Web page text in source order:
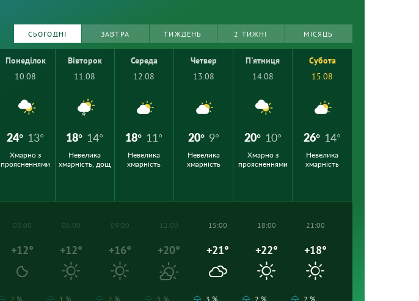
СЬОГОДНІ ЗАВТРА ТИЖДЕНЬ 2 ТИЖНІ МІСЯЦЬ
Понеділок
10.08
24° 13°
Хмарно з
проясненнями
Вівторок
11.08
18° 14°
Невелика
хмарність, дощ
Середа
12.08
18° 11°
Невелика
хмарність
Четвер
13.08
20° 9°
Невелика
хмарність
П'ятниця
14.08
20° 10°
Хмарно з
проясненнями
Субота
15.08
26° 14°
Невелика
хмарність
03:00
+12°
2 %
06:00
+12°
1 %
09:00
+16°
2 %
12:00
+20°
5 %
15:00
+21°
3 %
18:00
+22°
2 %
21:00
+18°
2 %